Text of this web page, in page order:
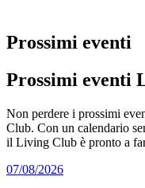
Prossimi eventi
Prossimi eventi
Non perdere i prossimi
Club. Con un calendario
il Living Club è pronto a
07/08/2026